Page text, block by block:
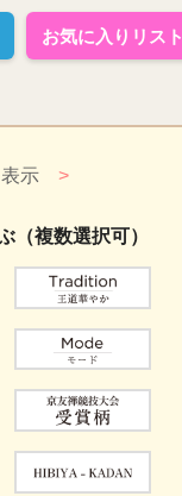
お気に入りリスト
表示 >
（複数選択可）